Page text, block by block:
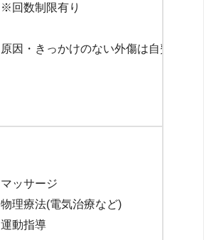
※回数制限有り
原因・きっかけのない外傷は自費
マッサージ
物理療法(電気治療など)
運動指導